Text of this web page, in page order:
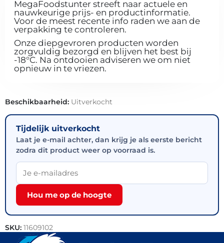
MegaFoodstunter streeft naar actuele en
nauwkeurige prijs- en productinformatie.
Voor de meest recente info raden we aan de
verpakking te controleren.
Onze diepgevroren producten worden
zorgvuldig bezorgd en blijven het best bij
-18°C. Na ontdooien adviseren we om niet
opnieuw in te vriezen.
Beschikbaarheid: Uitverkocht
Tijdelijk uitverkocht
Laat je e-mail achter, dan krijg je als eerste bericht
zodra dit product weer op voorraad is.
Hou me op de hoogte
SKU: 11609102
Categorieën:Rundvlees